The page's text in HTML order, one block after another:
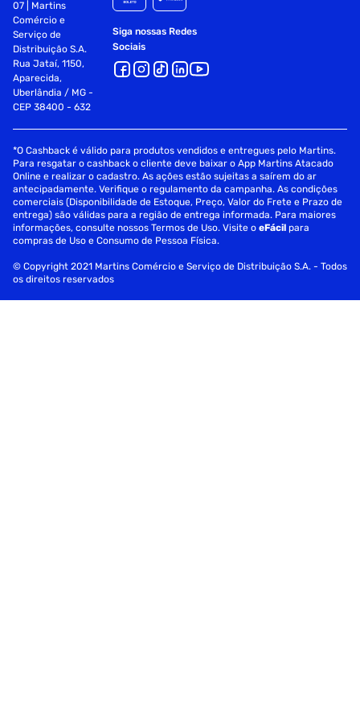
07 | Martins
Comércio e
Serviço de
Distribuição S.A.
Rua Jataí, 1150,
Aparecida,
Uberlândia / MG -
CEP 38400 - 632
Siga nossas Redes
Sociais
*O Cashback é válido para produtos vendidos e entregues pelo Martins.
Para resgatar o cashback o cliente deve baixar o App Martins Atacado
Online e realizar o cadastro. As ações estão sujeitas a saírem do ar
antecipadamente. Verifique o regulamento da campanha. As condições
comerciais (Disponibilidade de Estoque, Preço, Valor do Frete e Prazo de
entrega) são válidas para a região de entrega informada. Para maiores
informações, consulte nossos Termos de Uso. Visite oeFácil para
compras de Uso e Consumo de Pessoa Física.
© Copyright 2021 Martins Comércio e Serviço de Distribuição S.A. - Todos
os direitos reservados